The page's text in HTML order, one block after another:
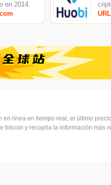
en 2014.
línea en tiempo real, el último
y recopila la información más